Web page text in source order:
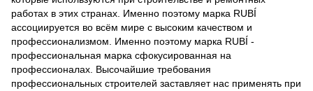
работах в этих странах. Именно поэтому марка RUBÍ
ассоциируется во всём мире с высоким качеством и
профессионализмом. Именно поэтому марка RUBÍ -
профессиональная марка сфокусированная на
профессионалах. Высочайшие требования
профессиональных строителей заставляет нас применять при